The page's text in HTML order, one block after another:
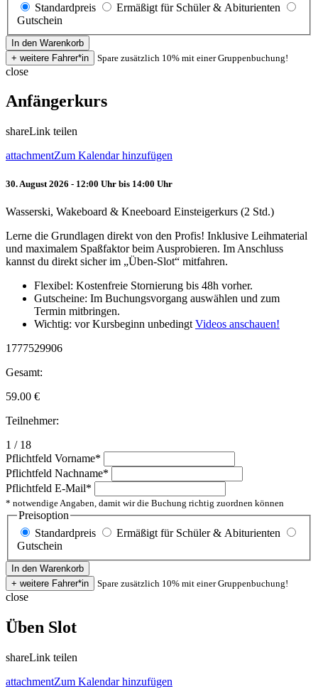
Standardpreis
Ermäßigt für Schüler & Abiturienten
Gutschein
Spare zusätzlich 10% mit einer Gruppenbuchung!
close
Anfängerkurs
shareLink teilen
attachmentZum Kalendar hinzufügen
30. August 2026 - 12:00 Uhr bis 14:00 Uhr
Wasserski, Wakeboard & Kneeboard Einsteigerkurs (2 Std.)
Lerne die Grundlagen direkt von den Profis! Inklusive Leihmaterial
und maximalem Spaßfaktor beim Ausprobieren. Im Anschluss
kannst du direkt sicher im „Üben-Slot“ mitfahren.
Flexibel: Kostenfreie Stornierung bis 48h vorher.
Gutscheine: Im Buchungsvorgang auswählen und zum
Termin mitbringen.
Wichtig: vor Kursbeginn unbedingt Videos anschauen!
1777529906
Gesamt:
59.00 €
Teilnehmer:
1 / 18
Pflichtfeld Vorname*
Pflichtfeld Nachname*
Pflichtfeld E-Mail*
* notwendige Angaben, damit wir die Buchung richtig zuordnen können
Preisoption
Standardpreis
Ermäßigt für Schüler & Abiturienten
Gutschein
Spare zusätzlich 10% mit einer Gruppenbuchung!
close
Üben Slot
shareLink teilen
attachmentZum Kalendar hinzufügen